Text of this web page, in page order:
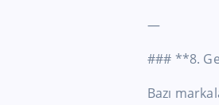
—
### **8.
Bazı